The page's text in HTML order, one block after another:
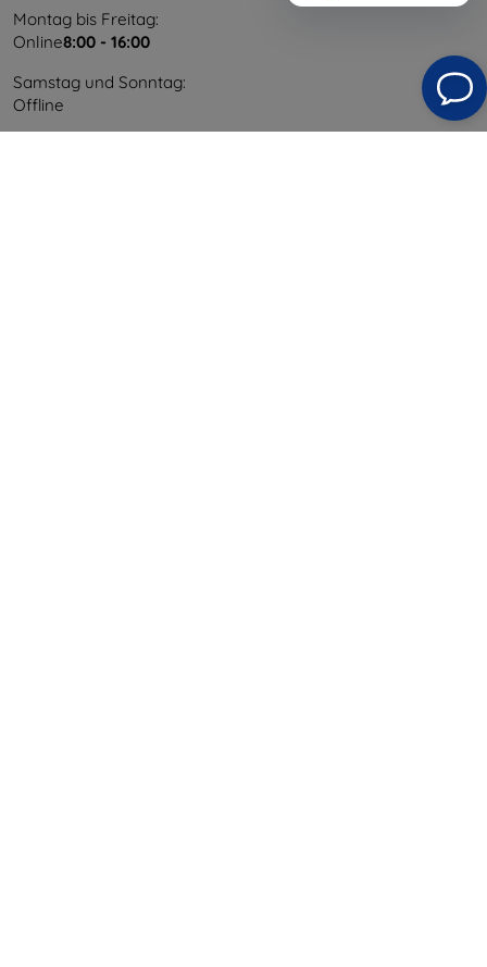
Montag bis Freitag:
Online8:00 - 16:00
Samstag und Sonntag:
Offline